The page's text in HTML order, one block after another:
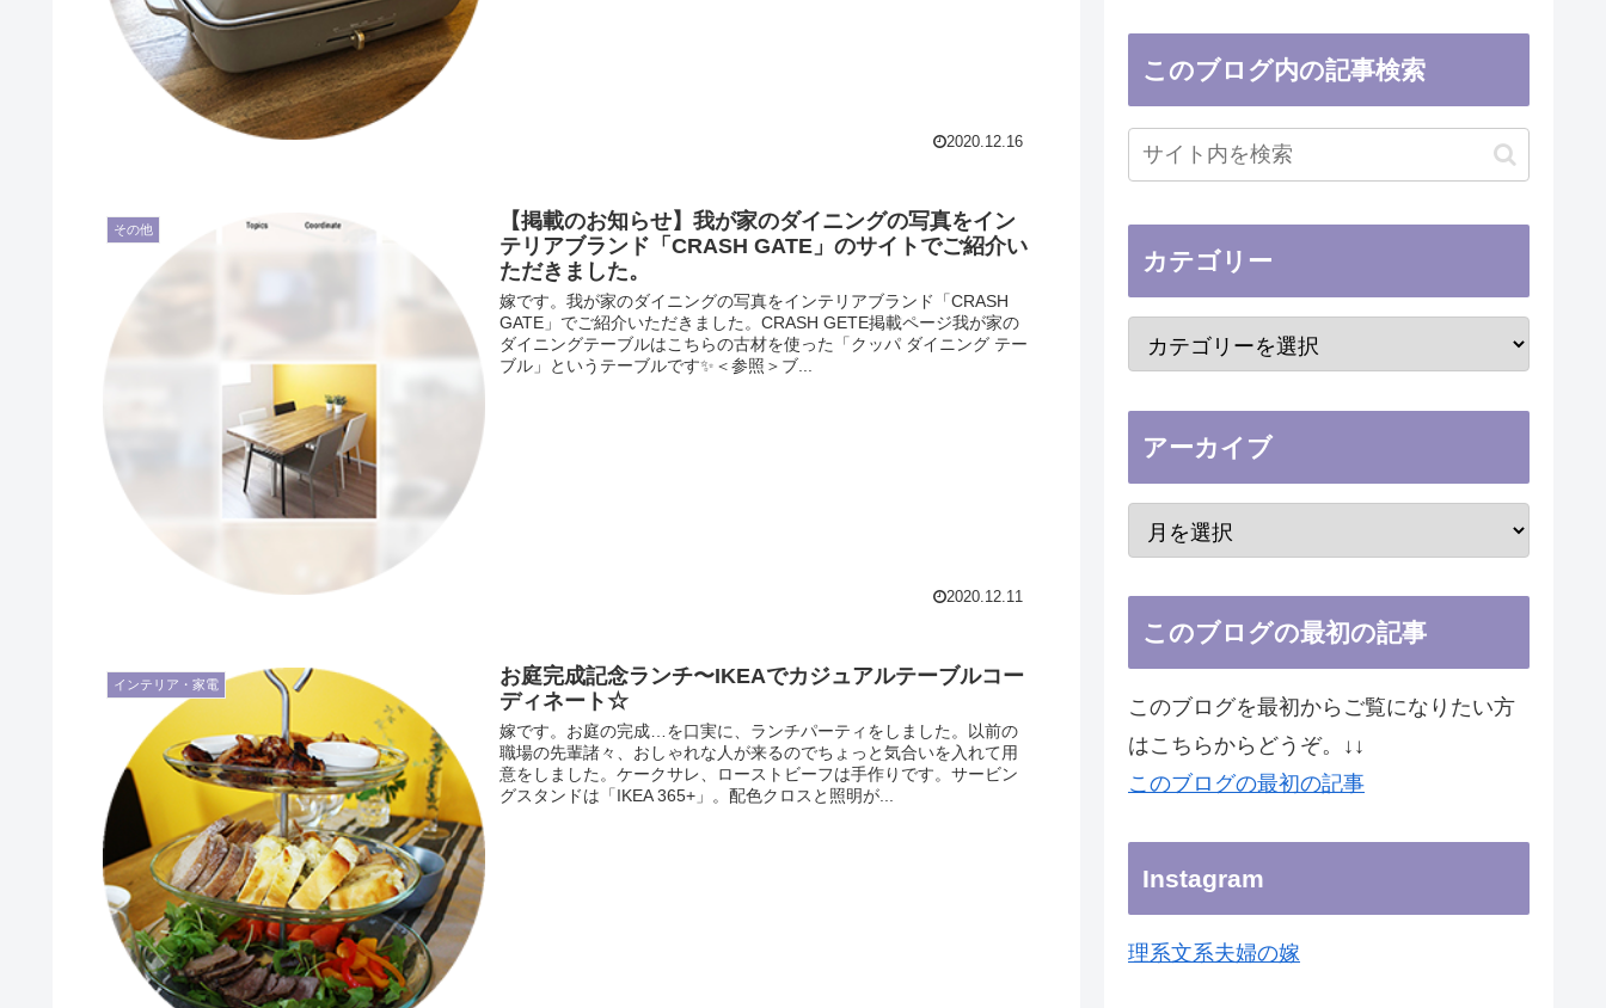
2020.12.16
その他
【掲載のお知らせ】我が家のダイニングの写真をイン
テリアブランド「CRASH GATE」のサイトでご紹介い
ただきました。
嫁です。我が家のダイニングの写真をインテリアブランド「CRASH
GATE」でご紹介いただきました。CRASH GETE掲載ページ我が家の
ダイニングテーブルはこちらの古材を使った「クッパ ダイニング テー
ブル」というテーブルです✨＜参照＞ブ...
2020.12.11
インテリア・家電
お庭完成記念ランチ〜IKEAでカジュアルテーブルコー
ディネート☆
嫁です。お庭の完成…を口実に、ランチパーティをしました。以前の
職場の先輩諸々、おしゃれな人が来るのでちょっと気合いを入れて用
意をしました。ケークサレ、ローストビーフは手作りです。サービン
グスタンドは「IKEA 365+」。配色クロスと照明が...
このブログ内の記事検索
カテゴリー
アーカイブ
このブログの最初の記事
このブログを最初からご覧になりたい方
はこちらからどうぞ。↓↓
このブログの最初の記事
Instagram
理系文系夫婦の嫁